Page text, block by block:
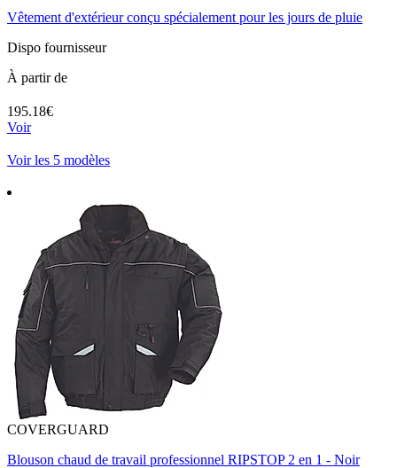
Vêtement d'extérieur conçu spécialement pour les jours de pluie
Dispo fournisseur
À partir de
195.18€
Voir
Voir les 5 modèles
COVERGUARD
Blouson chaud de travail professionnel RIPSTOP 2 en 1 - Noir